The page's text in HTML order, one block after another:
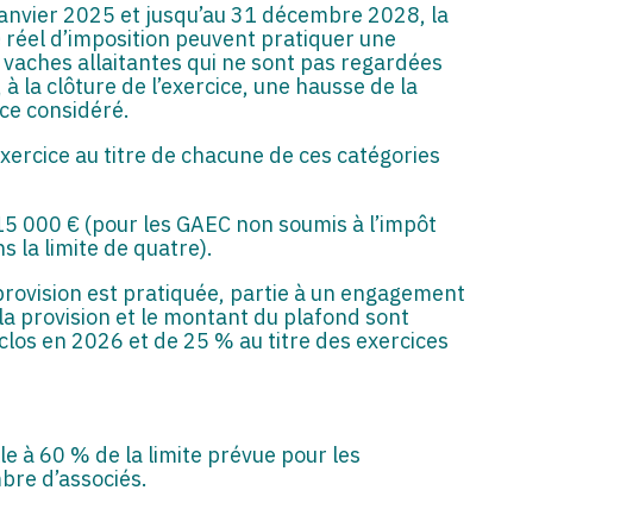
2025 et jusqu’au 31 décembre 2028, la
d’imposition peuvent pratiquer une
allaitantes qui ne sont pas regardées
la clôture de l’exercice, une hausse de la
considéré.
au titre de chacune de ces catégories
€ (pour les GAEC non soumis à l’impôt
la limite de quatre).
est pratiquée, partie à un engagement
provision et le montant du plafond sont
en 2026 et de 25 % au titre des exercices
à 60 % de la limite prévue pour les
d’associés.